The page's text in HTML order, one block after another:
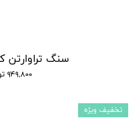
سنگ تراوارتن
۹۴۹,۸۰۰ تومان
تخفیف ویژه